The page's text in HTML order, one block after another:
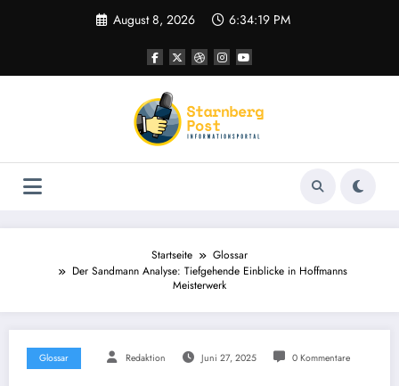
August 8, 2026 6:34:20 PM
Startseite
Glossar
Der Sandmann Analyse: Tiefgehende Einblicke in Hoffmanns
Meisterwerk
Glossar Redaktion Juni 27, 2025 0 Kommentare